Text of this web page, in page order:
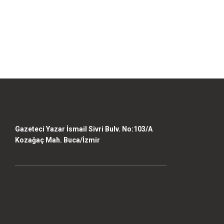
Gazeteci Yazar İsmail Sivri Bulv. No:103/A
Kozağaç Mah. Buca/İzmir